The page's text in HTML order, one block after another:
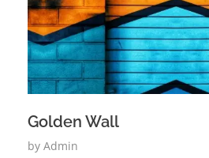
Golden Wall
by Admin